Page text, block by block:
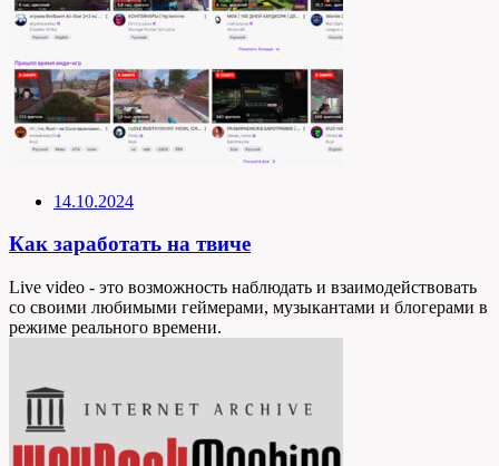
14.10.2024
Как заработать на твиче
Live video - это возможность наблюдать и взаимодействовать
со своими любимыми геймерами, музыкантами и блогерами в
режиме реального времени.